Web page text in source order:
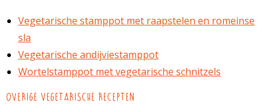
Vegetarische stamppot met raapstelen en romeinse
sla
Vegetarische andijviestamppot
Wortelstamppot met vegetarische schnitzels
Overige vegetarische recepten